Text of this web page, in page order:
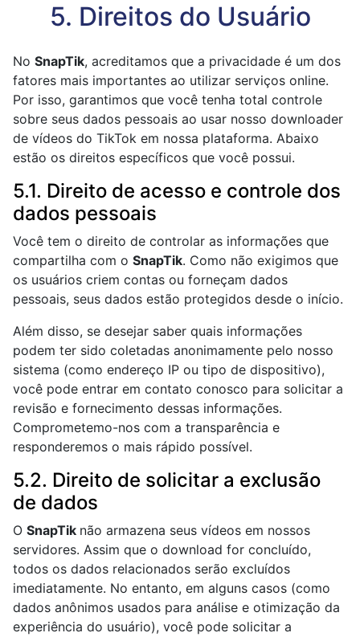
5. Direitos do Usuário
No SnapTik, acreditamos que a privacidade é um dos
fatores mais importantes ao utilizar serviços online.
Por isso, garantimos que você tenha total controle
sobre seus dados pessoais ao usar nosso downloader
de vídeos do TikTok em nossa plataforma. Abaixo
estão os direitos específicos que você possui.
5.1. Direito de acesso e controle dos
dados pessoais
Você tem o direito de controlar as informações que
compartilha com o SnapTik. Como não exigimos que
os usuários criem contas ou forneçam dados
pessoais, seus dados estão protegidos desde o início.
Além disso, se desejar saber quais informações
podem ter sido coletadas anonimamente pelo nosso
sistema (como endereço IP ou tipo de dispositivo),
você pode entrar em contato conosco para solicitar a
revisão e fornecimento dessas informações.
Comprometemo-nos com a transparência e
responderemos o mais rápido possível.
5.2. Direito de solicitar a exclusão
de dados
O SnapTik não armazena seus vídeos em nossos
servidores. Assim que o download for concluído,
todos os dados relacionados serão excluídos
imediatamente. No entanto, em alguns casos (como
dados anônimos usados para análise e otimização da
experiência do usuário), você pode solicitar a